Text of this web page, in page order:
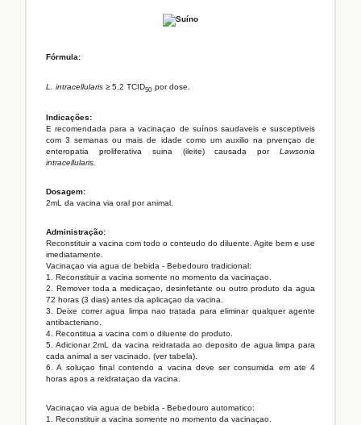
Fórmula:
L. intracellularis ≥ 5.2 TCID50 por dose.
Indicações:
E recomendada para a vacinaçao de suínos saudaveis e susceptiveis
com 3 semanas ou mais de idade como um auxilio na prvençao de
enteropatia proliferativa suina (ileite) causada por Lawsonia
intracellularis.
Dosagem:
2mL da vacina via oral por animal.
Administração:
Reconstituir a vacina com todo o conteudo do diluente. Agite bem e use
imediatamente.
Vacinaçao via agua de bebida - Bebedouro tradicional:
1. Reconstituir a vacina somente no momento da vacinaçao.
2. Remover toda a medicaçao, desinfetante ou outro produto da agua
72 horas (3 dias) antes da aplicaçao da vacina.
3. Deixe correr agua limpa nao tratada para eliminar qualquer agente
antibacteriano.
4. Recontitua a vacina com o diluente do produto.
5. Adicionar 2mL da vacina reidratada ao deposito de agua limpa para
cada animal a ser vacinado. (ver tabela).
6. A soluçao final contendo a vacina deve ser consumida em ate 4
horas apos a reidrataçao da vacina.
Vacinaçao via agua de bebida - Bebedouro automatico:
1. Reconstituir a vacina somente no momento da vacinaçao.